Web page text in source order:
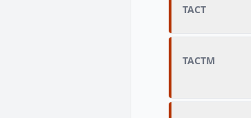
TACT
TACTM